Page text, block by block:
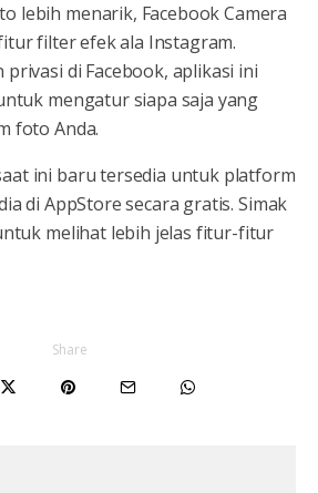
lebih menarik, Facebook Camera
filter efek ala Instagram.
di Facebook, aplikasi ini
mengatur siapa saja yang
foto Anda.
ini baru tersedia untuk platform
di AppStore secara gratis. Simak
melihat lebih jelas fitur-fitur
Share